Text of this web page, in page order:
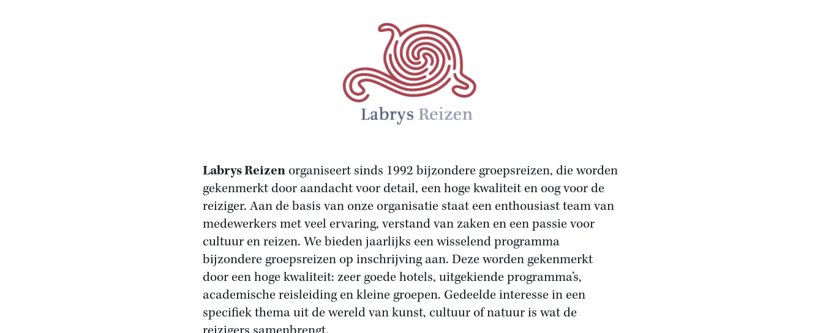
Labrys Reizenorganiseert sinds 1992 bijzondere groepsreizen, die worden
gekenmerkt door aandacht voor detail, een hoge kwaliteit en oog voor de
reiziger. Aan de basis van onze organisatie staat een enthousiast team van
medewerkers met veel ervaring, verstand van zaken en een passie voor
cultuur en reizen. We bieden jaarlijks een wisselend programma
bijzondere groepsreizen op inschrijving aan. Deze worden gekenmerkt
door een hoge kwaliteit: zeer goede hotels, uitgekiende programma’s,
academische reisleiding en kleine groepen. Gedeelde interesse in een
specifiek thema uit de wereld van kunst, cultuur of natuur is wat de